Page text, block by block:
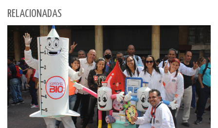
RELACIONADAS